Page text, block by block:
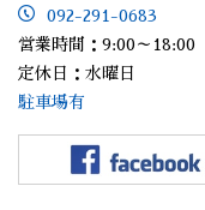
092-291-0683
営業時間：9:00～18:00
定休日：水曜日
駐車場有